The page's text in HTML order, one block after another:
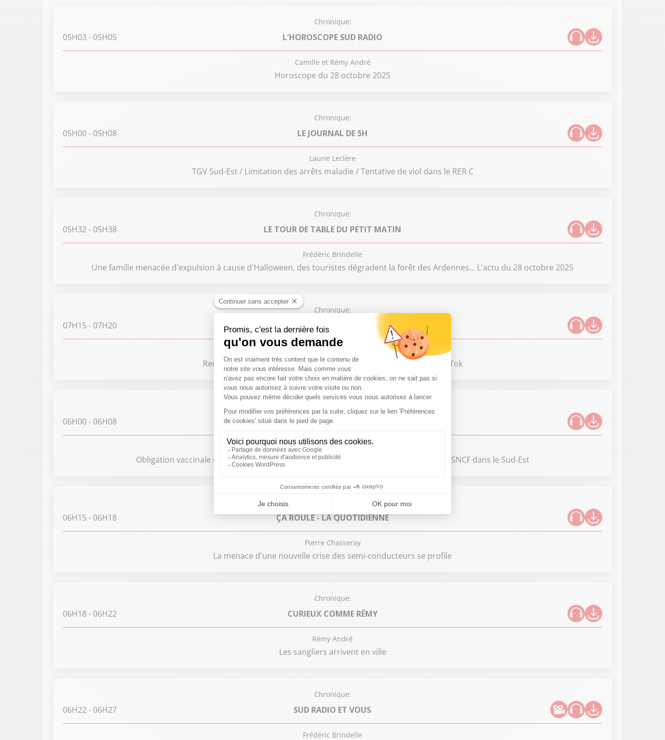
Chronique:
05H03 - 05H05 L'HOROSCOPE SUD RADIO
Camille et Rémy André
Horoscope du 28 octobre 2025
Chronique:
05H00- 05H08 LE JOURNAL DE 5H
Laurie Leclère
TGV Sud-Est / Limitation des arrêts maladie / Tentative de viol dans le RER C
Chronique:
05H32- 05H38 LE TOUR DE TABLE DU PETIT MATIN
Frédéric Brindelle
Une famille menacée d'expulsion à cause d'Halloween, des touristes dégradent la forêt des Ardennes... L'actu du 28 octobre 2025
Chronique:
07H15 - 07H20 LES LÈVE-TÔT
Rencontre avec Ludovic, l'éboueur de Paris star des ados et de TikTok
06H00- 06H08 LE JOURNAL DE 6H
Laurie Leclère
Obligation vaccinale dans les Ehpad / Défiscalisation des pourboires / Perturbations SNCF dans le Sud-Est
06H15 - 06H18 ÇA ROULE - LA QUOTIDIENNE
Pierre Chasseray
La menace d'une nouvelle crise des semi-conducteurs se profile
Chronique:
06H18- 06H22 CURIEUX COMME RÉMY
Rémy André
Les sangliers arrivent en ville
Chronique:
06H22- 06H27 SUD RADIO ET VOUS
Frédéric Brindelle